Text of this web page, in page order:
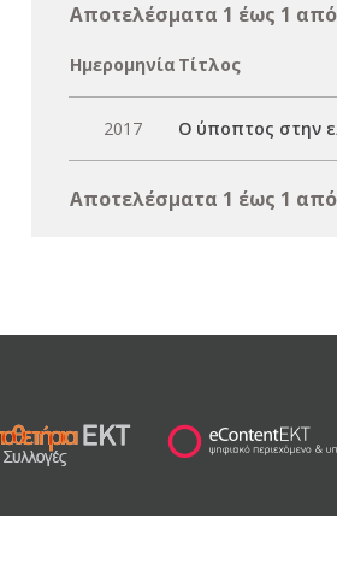
Αποτελέσματα 1 έως 1 από
Ημερομηνία Τίτλος
2017 Ο ύποπτος στην
Αποτελέσματα 1 έως 1 από